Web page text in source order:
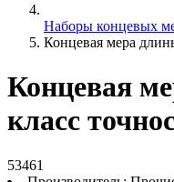
Наборы концевых
Концевая мера
Концевая
класс
53461